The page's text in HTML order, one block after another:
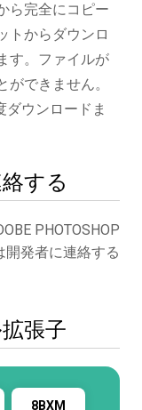
ら完全にコピー
トからダウンロ
す。ファイルが
できません。
ダウンロードま
する
PHOTOSHOP
開発者に連絡する
張子
8BXM